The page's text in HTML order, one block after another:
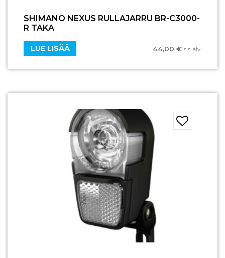
SHIMANO NEXUS RULLAJARRU BR-C3000-
R TAKA
44,00 € sis. alv.
LUE LISÄÄ